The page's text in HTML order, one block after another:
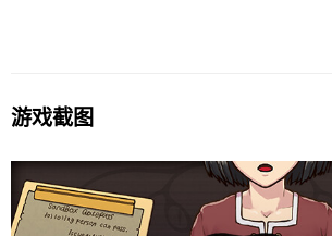
游戏截图